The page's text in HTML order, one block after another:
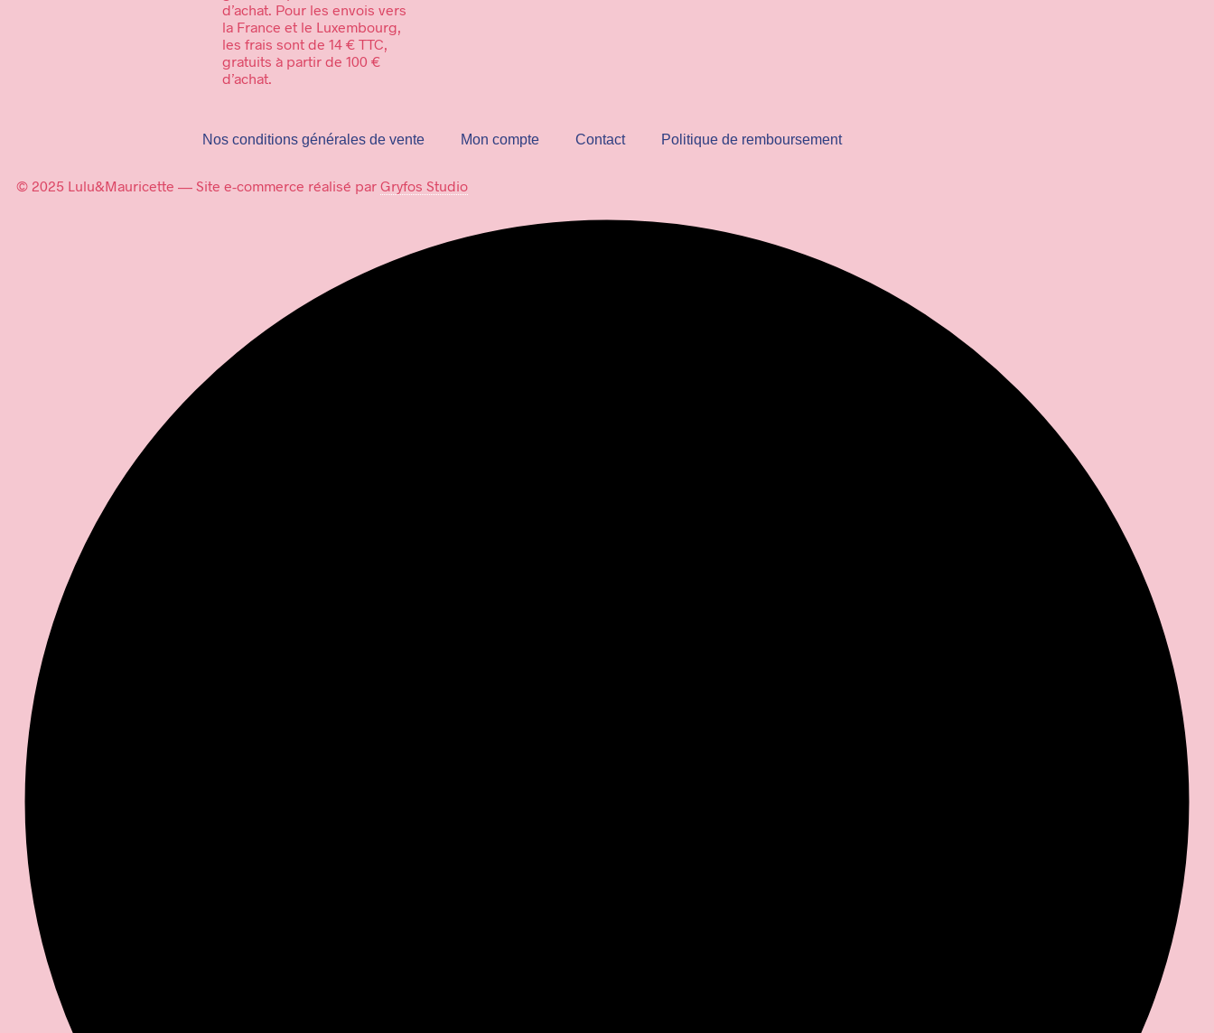
d’achat. Pour les envois vers
la France et le Luxembourg,
les frais sont de 14 € TTC,
gratuits à partir de 100 €
d’achat.
Nos conditions générales de vente Mon compte Contact Politique de remboursement
© 2025 Lulu&Mauricette — Site e-commerce réalisé par Gryfos Studio